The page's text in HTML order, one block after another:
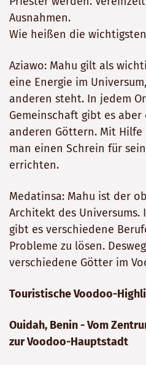
Ausnahmen.
Wie heißen die
Aziawo: Mahu gilt als
eine Energie im
anderen steht. In jedem
Gemeinschaft gibt es aber
anderen Göttern. Mit Hilfe
man einen Schrein für
errichten.
Medatinsa: Mahu ist der
Architekt des Universums.
gibt es verschiedene
Probleme zu lösen.
verschiedene Götter im
Touristische Voodoo-
Ouidah, Benin - Vom
zur Voodoo-Hauptstadt